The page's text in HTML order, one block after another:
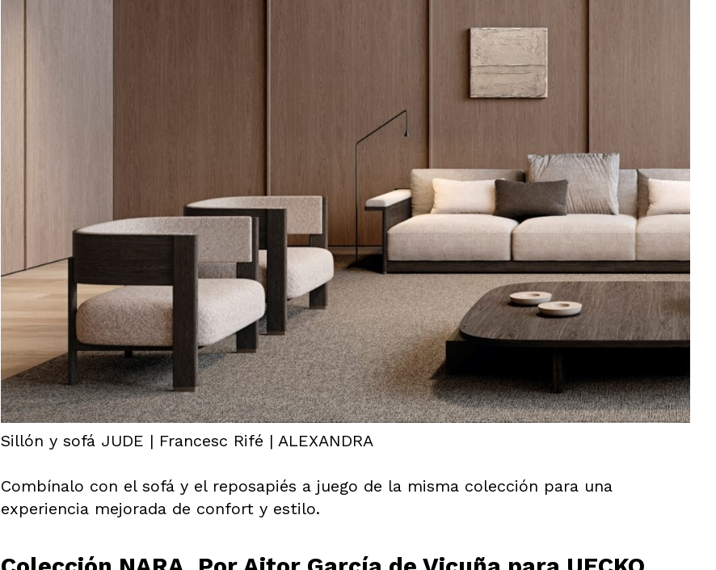
Sillón y sofá JUDE | Francesc Rifé | ALEXANDRA
Combínalo con el sofá y el reposapiés a juego de la misma colección para una
experiencia mejorada de confort y estilo.